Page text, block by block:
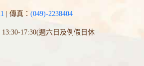
| 傳真： (049)-2238404
13:30-17:30(週六日及例假日休